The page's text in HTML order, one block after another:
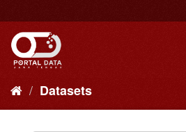
to
content
Datasets